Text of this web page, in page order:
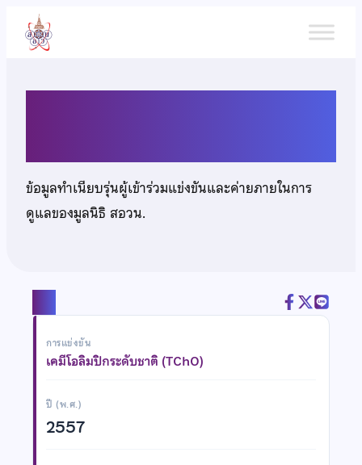
เนื้อหา
ข้อมูลทำเนียบรุ่นผู้เข้าร่วมแข่งขันและค่ายภายในการ
ดูแลของมูลนิธิ สอวน.
การแข่งขัน
เคมีโอลิมปิกระดับชาติ (TChO)
ปี (พ.ศ.)
2557